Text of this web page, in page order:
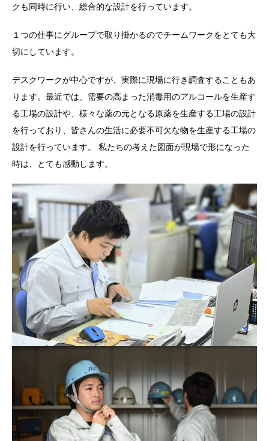
クも同時に行い、総合的な設計を行っています。
１つの仕事にグループで取り掛かるのでチームワークをとても大
切にしています。
デスクワークが中心ですが、実際に現場に行き調査することもあ
ります。最近では、需要の高まった消毒用のアルコールを生産す
る工場の設計や、様々な薬の元となる原薬を生産する工場の設計
を行っており、皆さんの生活に必要不可欠な物を生産する工場の
設計を行っています。 私たちの考えた図面が現場で形になった
時は、とても感動します。